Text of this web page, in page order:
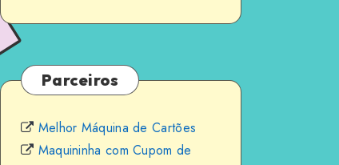
Parceiros
Melhor Máquina de Cartões
Maquininha com Cupom de